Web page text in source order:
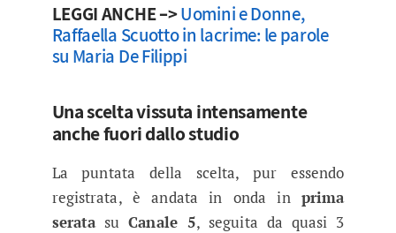
LEGGI ANCHE –>Uomini e Donne,
Raffaella Scuotto in lacrime: le parole
su Maria De Filippi
Una scelta vissuta intensamente
anche fuori dallo studio
La puntata della scelta, pur essendo
registrata, è andata in onda in prima
seratasuCanale 5, seguita da quasi 3